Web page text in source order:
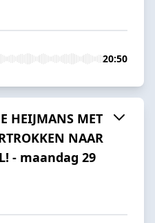
20:50
HEIJMANS MET
NAAR
- maandag 29